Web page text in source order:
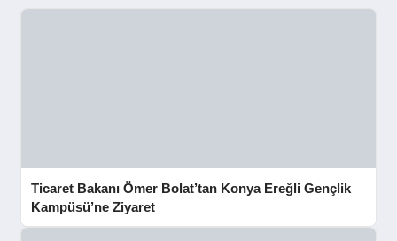
Ticaret Bakanı Ömer Bolat’tan Konya Ereğli Gençlik
Kampüsü’ne Ziyaret